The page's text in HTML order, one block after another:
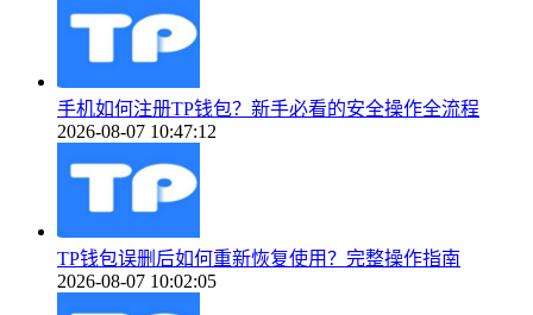
手机如何注册TP钱包？新手必看的安全操作全流程
2026-08-07 10:47:12
TP钱包误删后如何重新恢复使用？完整操作指南
2026-08-07 10:02:05